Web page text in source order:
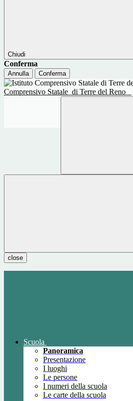
Chiudi
Conferma
Annulla Conferma
Comprensivo Statale di Terre del Reno
close
Scuola
Panoramica
Presentazione
I luoghi
Le persone
I numeri della scuola
Le carte della scuola